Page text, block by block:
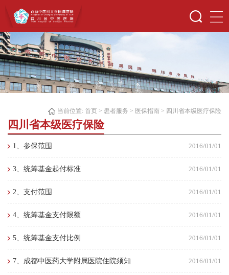
当前位置: 首页 > 患者服务 > 医保指南 > 四川省本级医疗保险
四川省本级医疗保险
1、参保范围 2016/01/01
3、统筹基金起付标准 2016/01/01
2、支付范围 2016/01/01
4、统筹基金支付限额 2016/01/01
5、统筹基金支付比例 2016/01/01
7、成都中医药大学附属医院住院须知 2016/01/01